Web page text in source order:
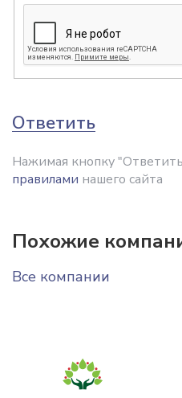
Ответить
Нажимая кнопку
правилами нашего сайта
Похожие
Все компании